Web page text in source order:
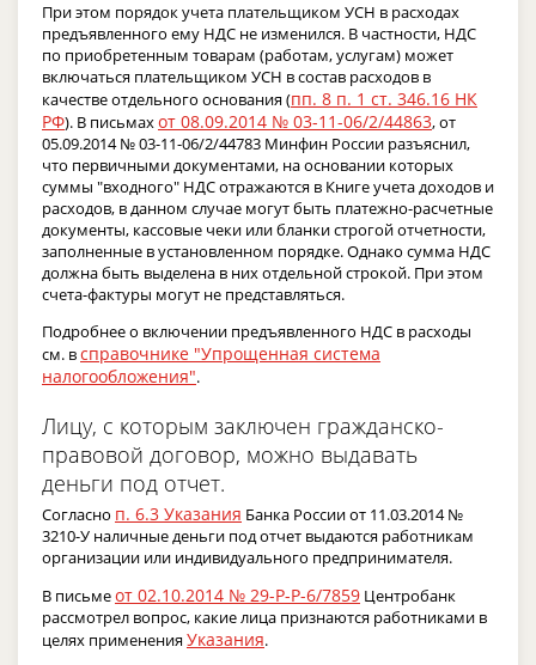
При этом порядок учета плательщиком УСН в расходах
предъявленного ему НДС не изменился. В частности, НДС
по приобретенным товарам (работам, услугам) может
включаться плательщиком УСН в состав расходов в
качестве отдельного основания (пп. 8 п. 1 ст. 346.16 НК
РФ). В письмахот 08.09.2014 № 03-11-06/2/44863, от
05.09.2014 № 03-11-06/2/44783 Минфин России разъяснил,
что первичными документами, на основании которых
суммы "входного" НДС отражаются в Книге учета доходов и
расходов, в данном случае могут быть платежно-расчетные
документы, кассовые чеки или бланки строгой отчетности,
заполненные в установленном порядке. Однако сумма НДС
должна быть выделена в них отдельной строкой. При этом
счета-фактуры могут не представляться.
Подробнее о включении предъявленного НДС в расходы
см. всправочнике "Упрощенная система
налогообложения".
Лицу, с которым заключен гражданско-
правовой договор, можно выдавать
деньги под отчет.
Согласно п. 6.3 Указания Банка России от 11.03.2014 №
3210-У наличные деньги под отчет выдаются работникам
организации или индивидуального предпринимателя.
В письмеот 02.10.2014 № 29-Р-Р-6/7859 Центробанк
рассмотрел вопрос, какие лица признаются работниками в
целях примененияУказания.